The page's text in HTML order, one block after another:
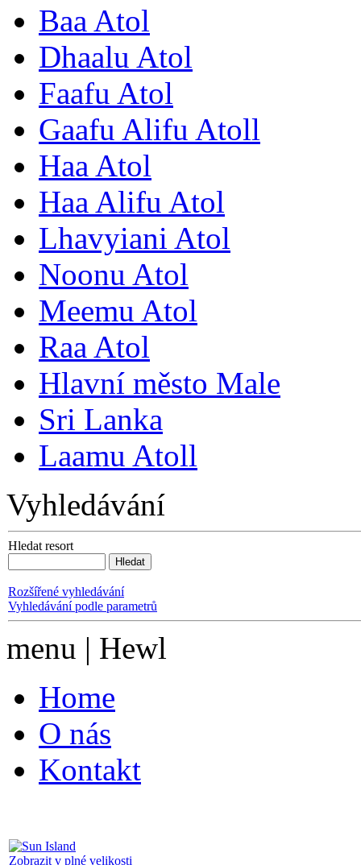
Baa Atol
Dhaalu Atol
Faafu Atol
Gaafu Alifu Atoll
Haa Atol
Haa Alifu Atol
Lhavyiani Atol
Noonu Atol
Meemu Atol
Raa Atol
Hlavní město Male
Sri Lanka
Laamu Atoll
Vyhledávání
Hledat resort
Rozšířené vyhledávání
Vyhledávání podle parametrů
menu | Hewl
Home
O nás
Kontakt
Zobrazit v plné velikosti